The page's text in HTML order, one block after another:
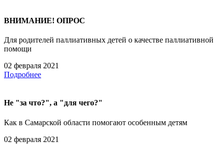
ВНИМАНИЕ! ОПРОС
Для родителей паллиативных детей о качестве паллиативной
помощи
02 февраля 2021
Подробнее
Не "за что?", а "для чего?"
Как в Самарской области помогают особенным детям
02 февраля 2021